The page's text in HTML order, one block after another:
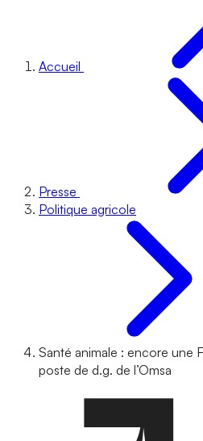
Accueil
Presse
Politique agricole
Santé animale : encore une
poste de d.g. de l’Omsa